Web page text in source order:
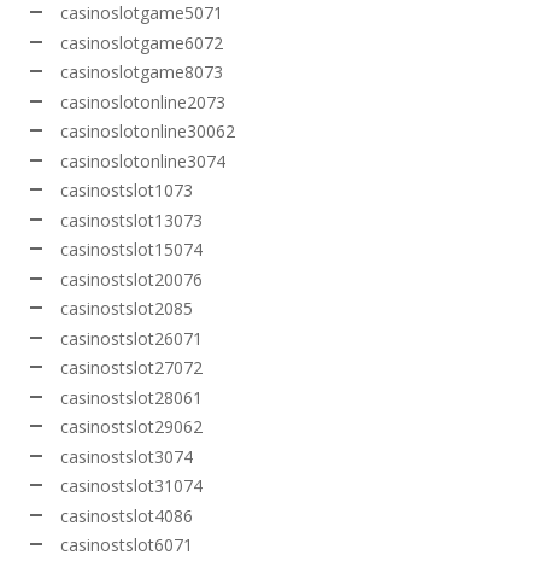
casinoslotgame5071
casinoslotgame6072
casinoslotgame8073
casinoslotonline2073
casinoslotonline30062
casinoslotonline3074
casinostslot1073
casinostslot13073
casinostslot15074
casinostslot20076
casinostslot2085
casinostslot26071
casinostslot27072
casinostslot28061
casinostslot29062
casinostslot3074
casinostslot31074
casinostslot4086
casinostslot6071